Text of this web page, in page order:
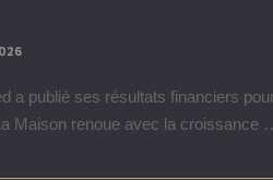
a publié ses résultats financiers
Maison renoue avec la croissance